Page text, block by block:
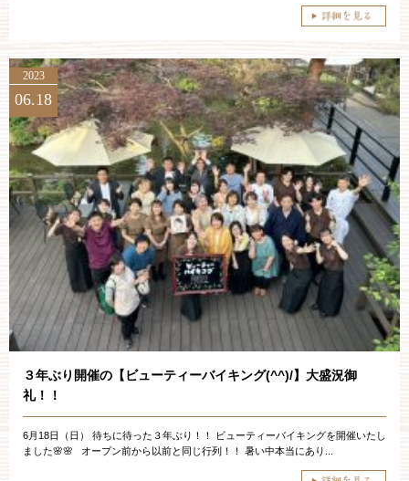
2023
06.18
３年ぶり開催の【ビューティーバイキング(^^)/】大盛況御
礼！！
6月18日（日） 待ちに待った３年ぶり！！ ビューティーバイキングを開催いたし
ました🌸🌸 オープン前から以前と同じ行列！！ 暑い中本当にあり...
ブライダルフェア・見学ご希望のお客様
平日 12：00〜20：00 土日祝 9：00〜20：00
ご成約済み・ご列席のお客様
その他のお問い合わせ
11:00～19:00（火、水曜定休）
WEBからのお問い合わせ